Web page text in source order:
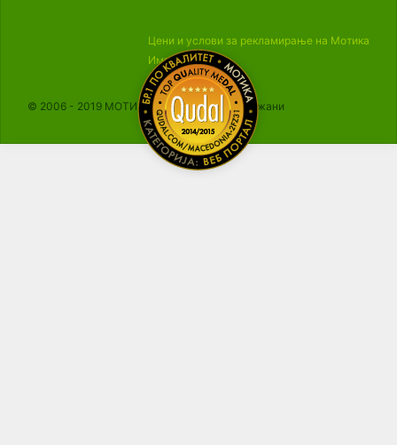
Цени и услови за рекламирање на Мотика
Импресум
© 2006 - 2019 МОТИКА, Сите права се задржани